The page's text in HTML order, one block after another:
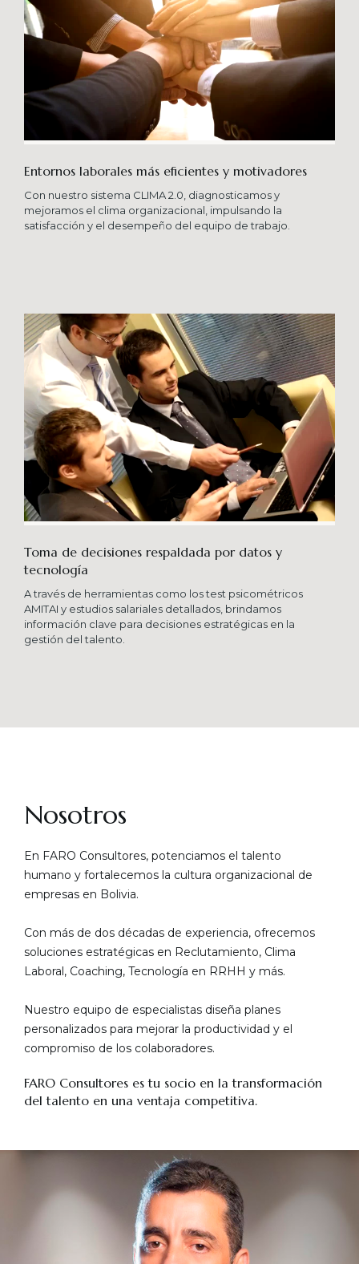
Entornos laborales más eficientes y motivadores
Con nuestro sistema CLIMA 2.0, diagnosticamos y
mejoramos el clima organizacional, impulsando la
satisfacción y el desempeño del equipo de trabajo.
Toma de decisiones respaldada por datos y
tecnología​
A través de herramientas como los test psicométricos
AMITAI y estudios salariales detallados, brindamos
información clave para decisiones estratégicas en la
gestión del talento.
Nosotros
En FARO Consultores, potenciamos el talento
humano y fortalecemos la cultura organizacional de
empresas en Bolivia.
Con más de dos décadas de experiencia, ofrecemos
soluciones estratégicas en Reclutamiento, Clima
Laboral, Coaching, Tecnología en RRHH y más.
Nuestro equipo de especialistas diseña planes
personalizados para mejorar la productividad y el
compromiso de los colaboradores.
FARO Consultores es tu socio en la transformación
del talento en una ventaja competitiva.